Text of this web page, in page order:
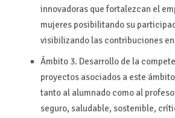
innovadoras que fortalezcan el
mujeres posibilitando su
visibilizando las contribuciones
Ámbito 3. Desarrollo de la
proyectos asociados a este
tanto al alumnado como al
seguro, saludable, sostenible,